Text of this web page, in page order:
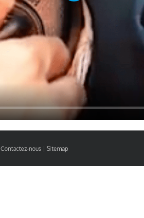
Contactez-nous Sitemap